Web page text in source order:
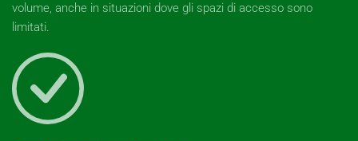
volume, anche in situazioni dove gli spazi di accesso sono
limitati.